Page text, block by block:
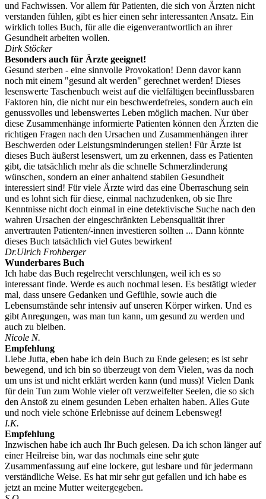
und Fachwissen. Vor allem für Patienten, die sich von Ärzten nicht
verstanden fühlen, gibt es hier einen sehr interessanten Ansatz. Ein
wirklich tolles Buch, für alle die eigenverantwortlich an ihrer
Gesundheit arbeiten wollen.
Dirk Stöcker
Besonders auch für Ärzte geeignet!
Gesund sterben - eine sinnvolle Provokation! Denn davor kann
noch mit einem "gesund alt werden" gerechnet werden! Dieses
lesenswerte Taschenbuch weist auf die vielfältigen beeinflussbaren
Faktoren hin, die nicht nur ein beschwerdefreies, sondern auch ein
genussvolles und lebenswertes Leben möglich machen. Nur über
diese Zusammenhänge informierte Patienten können den Ärzten die
richtigen Fragen nach den Ursachen und Zusammenhängen ihrer
Beschwerden oder Leistungsminderungen stellen! Für Ärzte ist
dieses Buch äußerst lesenswert, um zu erkennen, dass es Patienten
gibt, die tatsächlich mehr als die schnelle Schmerzlinderung
wünschen, sondern an einer anhaltend stabilen Gesundheit
interessiert sind! Für viele Ärzte wird das eine Überraschung sein
und es lohnt sich für diese, einmal nachzudenken, ob sie Ihre
Kenntnisse nicht doch einmal in eine detektivische Suche nach den
wahren Ursachen der eingeschränkten Lebensqualität ihrer
anvertrauten Patienten/-innen investieren sollten ... Dann könnte
dieses Buch tatsächlich viel Gutes bewirken!
Dr.Ulrich Frohberger
Wunderbares Buch
Ich habe das Buch regelrecht verschlungen, weil ich es so
interessant finde. Werde es auch nochmal lesen. Es bestätigt wieder
mal, dass unsere Gedanken und Gefühle, sowie auch die
Lebensumstände sehr intensiv auf unseren Körper wirken. Und es
gibt Anregungen, was man tun kann, um gesund zu werden und
auch zu bleiben.
Nicole N.
Empfehlung
Liebe Jutta, eben habe ich dein Buch zu Ende gelesen; es ist sehr
bewegend, und ich bin so überzeugt von dem Vielen, was da noch
um uns ist und nicht erklärt werden kann (und muss)! Vielen Dank
für dein Tun zum Wohle vieler oft verzweifelter Seelen, die so sich
den Anstoß zu einem gesunden Leben erhalten haben. Alles Gute
und noch viele schöne Erlebnisse auf deinem Lebensweg!
I.K.
Empfehlung
Inzwischen habe ich auch Ihr Buch gelesen. Da ich schon länger auf
einer Heilreise bin, war das nochmals eine sehr gute
Zusammenfassung auf eine lockere, gut lesbare und für jedermann
verständliche Weise. Es hat mir sehr gut gefallen und ich habe es
jetzt an meine Mutter weitergegeben.